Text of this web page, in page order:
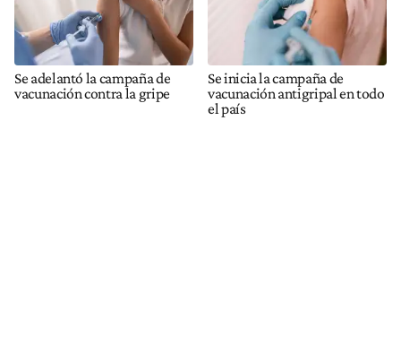
Se adelantó la campaña de
vacunación contra la gripe
Se inicia la campaña de
vacunación antigripal en todo
el país